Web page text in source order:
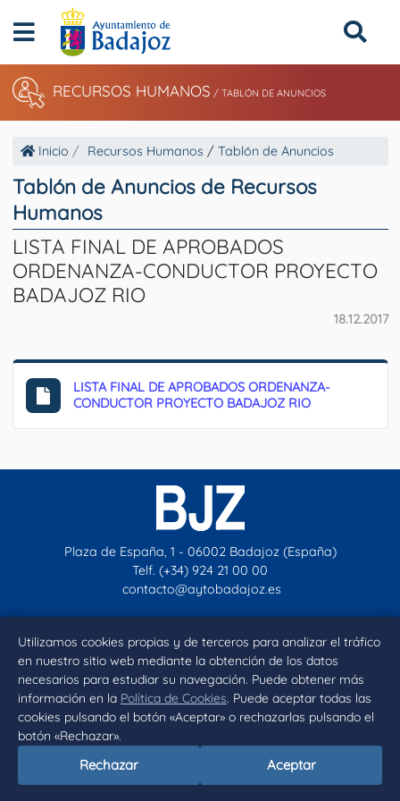
Utilizamos cookies propias y de terceros para analizar el tráfico
en nuestro sitio web mediante la obtención de los datos
necesarios para estudiar su navegación. Puede obtener más
información en la Política de Cookies. Puede aceptar todas las
cookies pulsando el botón «Aceptar» o rechazarlas pulsando el
botón «Rechazar».
Rechazar Aceptar
RECURSOS HUMANOS / TABLÓN DE ANUNCIOS
Inicio Recursos Humanos / Tablón de Anuncios
Tablón de Anuncios de Recursos
Humanos
LISTA FINAL DE APROBADOS
ORDENANZA-CONDUCTOR PROYECTO
BADAJOZ RIO
18.12.2017
LISTA FINAL DE APROBADOS ORDENANZA-
CONDUCTOR PROYECTO BADAJOZ RIO
Plaza de España, 1 - 06002 Badajoz (España)
Telf. (+34) 924 21 00 00
contacto@aytobadajoz.es
Facebook
X Instagram
YouTube
Inicio Aviso legal Privacidad Política de Cookies
Declaración de accesibilidad